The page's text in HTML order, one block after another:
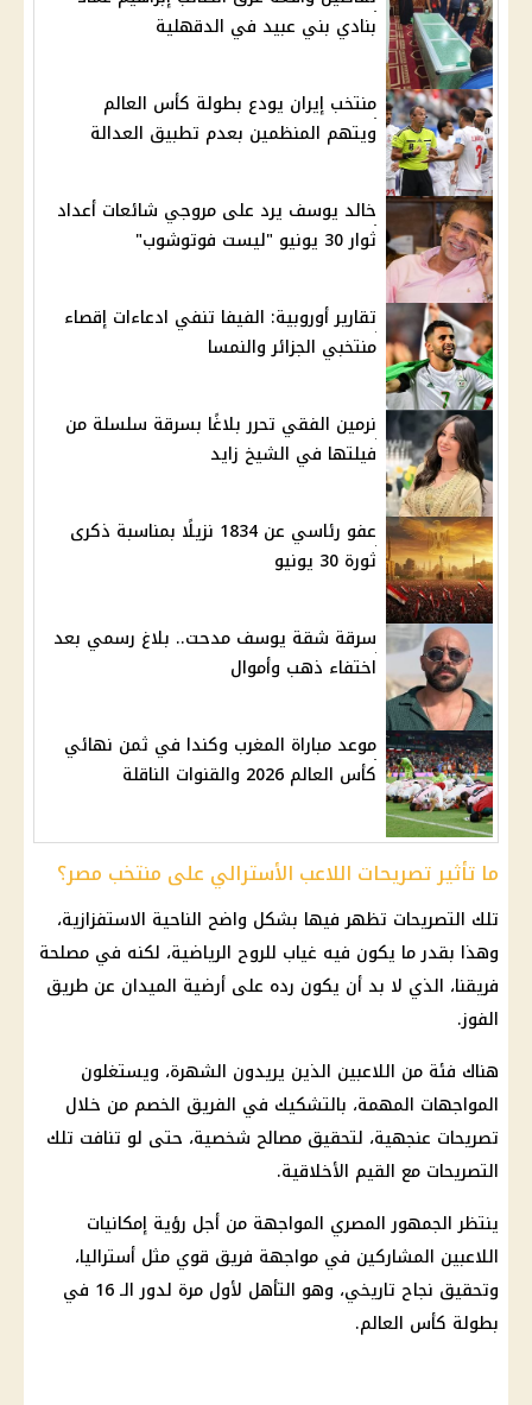
بنادي بني عبيد في الدقهلية
منتخب إيران يودع بطولة كأس العالم
ويتهم المنظمين بعدم تطبيق العدالة
خالد يوسف يرد على مروجي شائعات أعداد
ثوار 30 يونيو "ليست فوتوشوب"
تقارير أوروبية: الفيفا تنفي ادعاءات إقصاء
منتخبي الجزائر والنمسا
نرمين الفقي تحرر بلاغًا بسرقة سلسلة من
فيلتها في الشيخ زايد
عفو رئاسي عن 1834 نزيلًا بمناسبة ذكرى
ثورة 30 يونيو
سرقة شقة يوسف مدحت.. بلاغ رسمي بعد
اختفاء ذهب وأموال
موعد مباراة المغرب وكندا في ثمن نهائي
كأس العالم 2026 والقنوات الناقلة
ما تأثير تصريحات اللاعب الأسترالي على منتخب مصر؟
تلك التصريحات تظهر فيها بشكل واضح الناحية الاستفزازية،
وهذا بقدر ما يكون فيه غياب للروح الرياضية، لكنه في مصلحة
فريقنا، الذي لا بد أن يكون رده على أرضية الميدان عن طريق
الفوز.
هناك فئة من اللاعبين الذين يريدون الشهرة، ويستغلون
المواجهات المهمة، بالتشكيك في الفريق الخصم من خلال
تصريحات عنجهية، لتحقيق مصالح شخصية، حتى لو تنافت تلك
التصريحات مع القيم الأخلاقية.
ينتظر الجمهور المصري المواجهة من أجل رؤية إمكانيات
اللاعبين المشاركين في مواجهة فريق قوي مثل أستراليا،
وتحقيق نجاح تاريخي، وهو التأهل لأول مرة لدور الـ 16 في
بطولة كأس العالم.